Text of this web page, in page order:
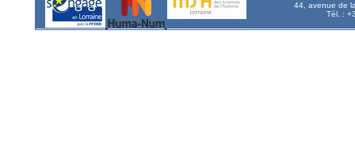
44, avenue de
Tél. :